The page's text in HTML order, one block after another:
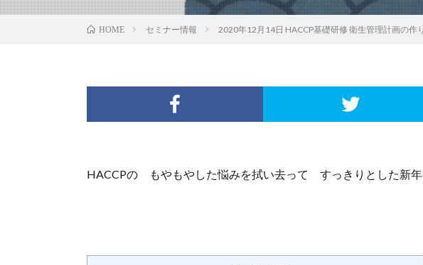
HOME セミナー情報 2020年12月14日 HACCP基礎研修 衛生管理計画の作
HACCPの もやもやした悩みを拭い去って すっきりとした新年